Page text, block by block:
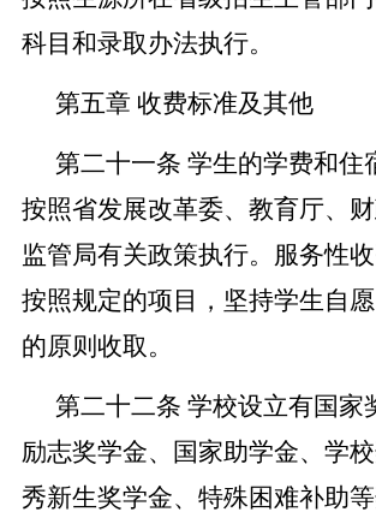
科目和录取办法执行。
第五章 收费标准及其他
第二十一条 学生的学费和住
按照省发展改革委、教育厅、
监管局有关政策执行。服务性
按照规定的项目，坚持学生自
的原则收取。
第二十二条 学校设立有国家
励志奖学金、国家助学金、学
秀新生奖学金、特殊困难补助等